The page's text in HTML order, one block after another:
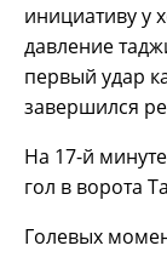
инициативу у
давление
первый удар
завершился
На 17-й
гол в ворота
Голевых